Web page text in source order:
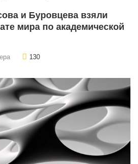
и Буровцева взяли
мира по академической
130